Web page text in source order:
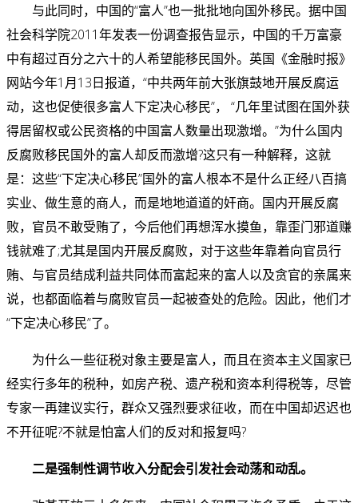
与此同时，中国的“富人”也一批批地向国外移民。据中国
社会科学院2011年发表一份调查报告显示，中国的千万富豪
中有超过百分之六十的人希望能移民国外。英国《金融时报》
网站今年1月13日报道，“中共两年前大张旗鼓地开展反腐运
动，这也促使很多富人下定决心移民”， “几年里试图在国外获
得居留权或公民资格的中国富人数量出现激增。”为什么国内
反腐败移民国外的富人却反而激增?这只有一种解释，这就
是：这些“下定决心移民”国外的富人根本不是什么正经八百搞
实业、做生意的商人，而是地地道道的奸商。国内开展反腐
败，官员不敢受贿了，今后他们再想浑水摸鱼，靠歪门邪道赚
钱就难了;尤其是国内开展反腐败，对于这些年靠着向官员行
贿、与官员结成利益共同体而富起来的富人以及贪官的亲属来
说，也都面临着与腐败官员一起被查处的危险。因此，他们才
“下定决心移民”了。
为什么一些征税对象主要是富人，而且在资本主义国家已
经实行多年的税种，如房产税、遗产税和资本利得税等，尽管
专家一再建议实行，群众又强烈要求征收，而在中国却迟迟也
不开征呢?不就是怕富人们的反对和报复吗?
二是强制性调节收入分配会引发社会动荡和动乱。